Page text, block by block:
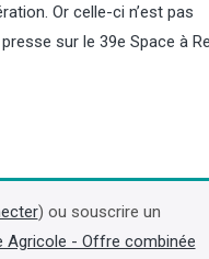
Or celle-ci n’est pas
sur le 39e Space à
) ou souscrire un
Agricole - Offre combinée
ne trouve pas d'accord
Henkell mais s'est
La maison de champagne